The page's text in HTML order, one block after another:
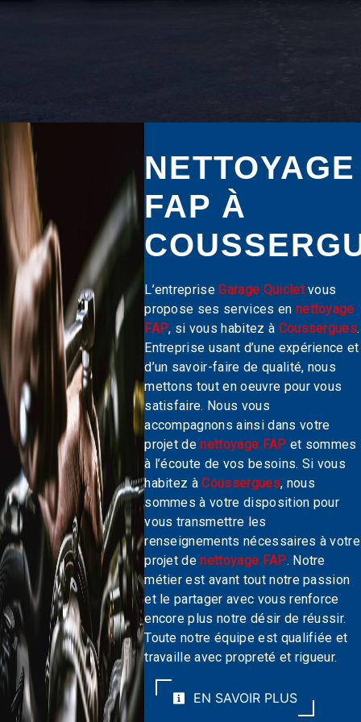
NETTOYAGE
FAP À
L’entrepriseGarage Quicletvous
propose ses services en nettoyage
FAP, si vous habitez à Coussergues.
Entreprise usant d’une expérience et
d’un savoir-faire de qualité, nous
mettons tout en oeuvre pour vous
satisfaire. Nous vous
accompagnons ainsi dans votre
projet denettoyage FAP et sommes
à l’écoute de vos besoins. Si vous
habitez àCoussergues, nous
sommes à votre disposition pour
vous transmettre les
renseignements nécessaires à votre
projet denettoyage FAP. Notre
métier est avant tout notre passion
et le partager avec vous renforce
encore plus notre désir de réussir.
Toute notre équipe est qualifiée et
travaille avec propreté et rigueur.
EN SAVOIR PLUS